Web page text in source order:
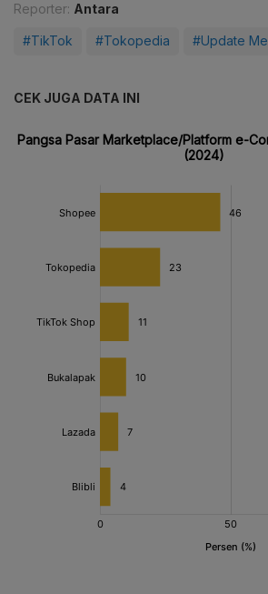
Reporter: Antara
#TikTok #Tokopedia #Update Me
CEK JUGA DATA INI